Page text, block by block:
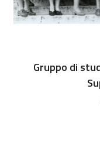
Gruppo di